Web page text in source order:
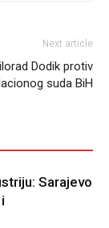
Next article
Dodik protiv
suda BiH
Sarajevo